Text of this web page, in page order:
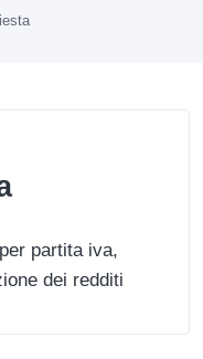
partita iva,
dei redditi